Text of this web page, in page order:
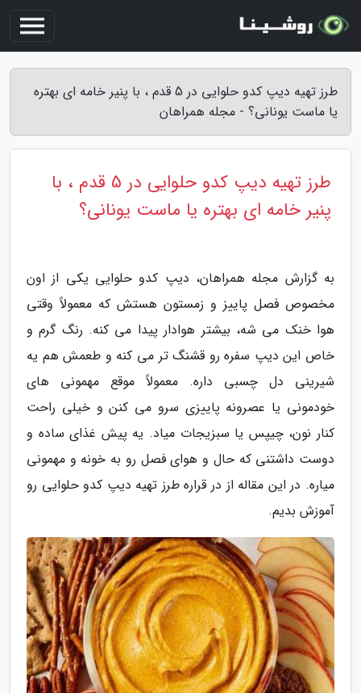
طرز تهیه دیپ کدو حلوایی در 5 قدم ، با پنیر خامه ای بهتره
یا ماست یونانی؟ - مجله همراهان
طرز تهیه دیپ کدو حلوایی در 5 قدم ، با
پنیر خامه ای بهتره یا ماست یونانی؟
به گزارش مجله همراهان، دیپ کدو حلوایی یکی از اون
مخصوص فصل پاییز و زمستون هستش که معمولاً وقتی
هوا خنک می شه، بیشتر هوادار پیدا می کنه. رنگ گرم و
خاص این دیپ سفره رو قشنگ تر می کنه و طعمش هم یه
شیرینی دل چسبی داره. معمولاً موقع مهمونی های
خودمونی یا عصرونه پاییزی سرو می کنن و خیلی راحت
کنار نون، چیپس یا سبزیجات میاد. یه پیش غذای ساده و
دوست داشتنی که حال و هوای فصل رو به خونه و مهمونی
میاره. در این مقاله از در قراره طرز تهیه دیپ کدو حلوایی رو
آموزش بدیم.